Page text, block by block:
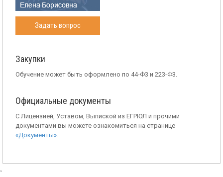
Задать вопрос
Закупки
Обучение может быть оформлено по 44-Ф3 и 223-Ф3.
Официальные документы
С Лицензией, Уставом, Выпиской из ЕГРЮЛ и прочими
документами вы можете ознакомиться на странице
«Документы».